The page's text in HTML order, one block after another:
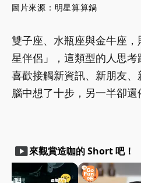
圖 片來源： 明星算算鍋
雙子座、水瓶座與金牛座
星伴侶」，這類型的人思
喜歡接觸新資訊、新朋友
腦中想了十步，另一半卻還
smart_display來觀賞造咖的 Short 吧！